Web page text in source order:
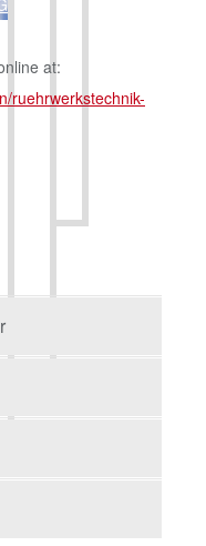
at:
ruehrwerkstechnik-